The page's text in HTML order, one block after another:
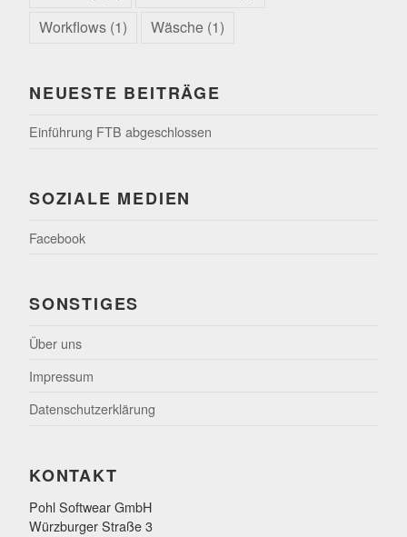
Workflows (1) Wäsche (1)
NEUESTE BEITRÄGE
Einführung FTB abgeschlossen
SOZIALE MEDIEN
Facebook
SONSTIGES
Über uns
Impressum
Datenschutzerklärung
KONTAKT
Pohl Softwear GmbH
Würzburger Straße 3